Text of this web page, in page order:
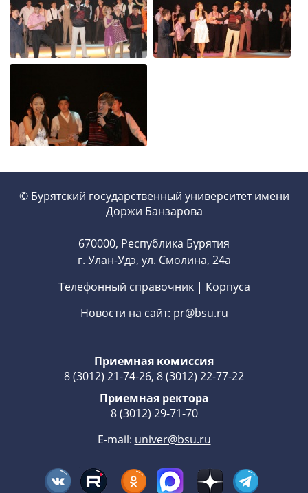
© Бурятский государственный университет имени
Доржи Банзарова
670000, Республика Бурятия
г. Улан-Удэ, ул. Смолина, 24а
Телефонный справочник| Корпуса
Новости на сайт: pr@bsu.ru
Приемная комиссия
8 (3012) 21-74-26, 8 (3012) 22-77-22
Приемная ректора
8 (3012) 29-71-70
E-mail: univer@bsu.ru